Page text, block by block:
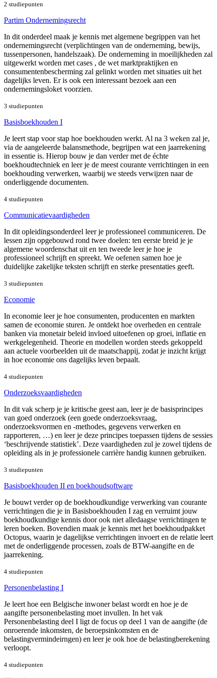
2 studiepunten
Partim Ondernemingsrecht
In dit onderdeel maak je kennis met algemene begrippen van het
ondernemingsrecht (verplichtingen van de onderneming, bewijs,
tussenpersonen, handelszaak). De onderneming in moeilijkheden zal
uitgewerkt worden met cases , de wet marktpraktijken en
consumentenbescherming zal gelinkt worden met situaties uit het
dagelijks leven. Er is ook een interessant bezoek aan een
ondernemingsloket voorzien.
3 studiepunten
Basisboekhouden I
Je leert stap voor stap hoe boekhouden werkt. Al na 3 weken zal je,
via de aangeleerde balansmethode, begrijpen wat een jaarrekening
in essentie is. Hierop bouw je dan verder met de échte
boekhoudtechniek en leer je de meest courante verrichtingen in een
boekhouding verwerken, waarbij we steeds verwijzen naar de
onderliggende documenten.
4 studiepunten
Communicatievaardigheden
In dit opleidingsonderdeel leer je professioneel communiceren. De
lessen zijn opgebouwd rond twee doelen: ten eerste breid je je
algemene woordenschat uit en ten tweede leer je hoe je
professioneel schrijft en spreekt. We oefenen samen hoe je
duidelijke zakelijke teksten schrijft en sterke presentaties geeft.
3 studiepunten
Economie
In economie leer je hoe consumenten, producenten en markten
samen de economie sturen. Je ontdekt hoe overheden en centrale
banken via monetair beleid invloed uitoefenen op groei, inflatie en
werkgelegenheid. Theorie en modellen worden steeds gekoppeld
aan actuele voorbeelden uit de maatschappij, zodat je inzicht krijgt
in hoe economie ons dagelijks leven bepaalt.
4 studiepunten
Onderzoeksvaardigheden
In dit vak scherp je je kritische geest aan, leer je de basisprincipes
van goed onderzoek (een goede onderzoeksvraag,
onderzoeksvormen en -methodes, gegevens verwerken en
rapporteren, …) en leer je deze principes toepassen tijdens de sessies
‘beschrijvende statistiek’. Deze vaardigheden zul je zowel tijdens de
opleiding als in je professionele carrière handig kunnen gebruiken.
3 studiepunten
Basisboekhouden II en boekhoudsoftware
Je bouwt verder op de boekhoudkundige verwerking van courante
verrichtingen die je in Basisboekhouden I zag en verruimt jouw
boekhoudkundige kennis door ook niet alledaagse verrichtingen te
leren boeken. Bovendien maak je kennis met het boekhoudpakket
Octopus, waarin je dagelijkse verrichtingen invoert en de relatie leert
met de onderliggende processen, zoals de BTW-aangifte en de
jaarrekening.
4 studiepunten
Personenbelasting I
Je leert hoe een Belgische inwoner belast wordt en hoe je de
aangifte personenbelasting moet invullen. In het vak
Personenbelasting deel I ligt de focus op deel 1 van de aangifte (de
onroerende inkomsten, de beroepsinkomsten en de
belastingvermindeirngen) en leer je ook hoe de belastingberekening
verloopt.
4 studiepunten